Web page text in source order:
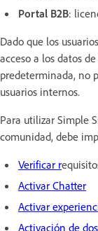
Portal B2B:
Dado que los
acceso a los datos
predeterminada, no
usuarios internos.
Para utilizar Simple
comunidad, debe
Verificar r
Activar Chatter
Activar
Activación de